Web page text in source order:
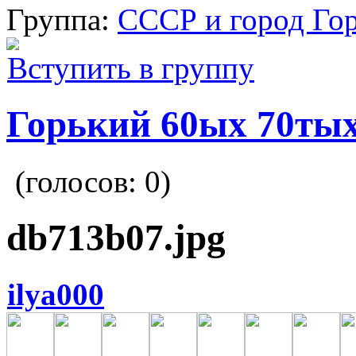
Группа: СССР и город
Вступить в группу
Горький 60ых
(голосов: 0)
db713b07.jpg
ilya000